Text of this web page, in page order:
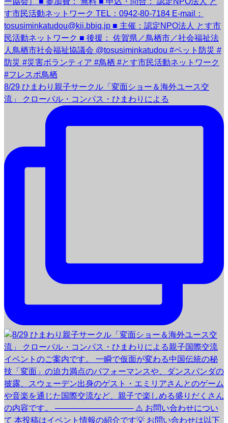
8/29 ひまわり親子サークル「変面ショー＆海外ユース交
流」 クローバル・コンパス・ひまわりによる